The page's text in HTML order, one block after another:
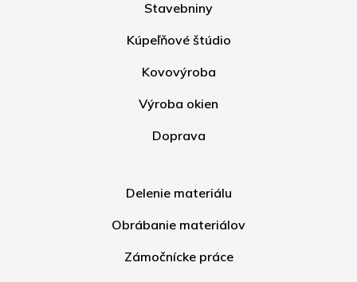
Stavebniny
Kúpeľňové štúdio
Kovovýroba
Výroba okien
Doprava
Delenie materiálu
Obrábanie materiálov
Zámočnícke práce